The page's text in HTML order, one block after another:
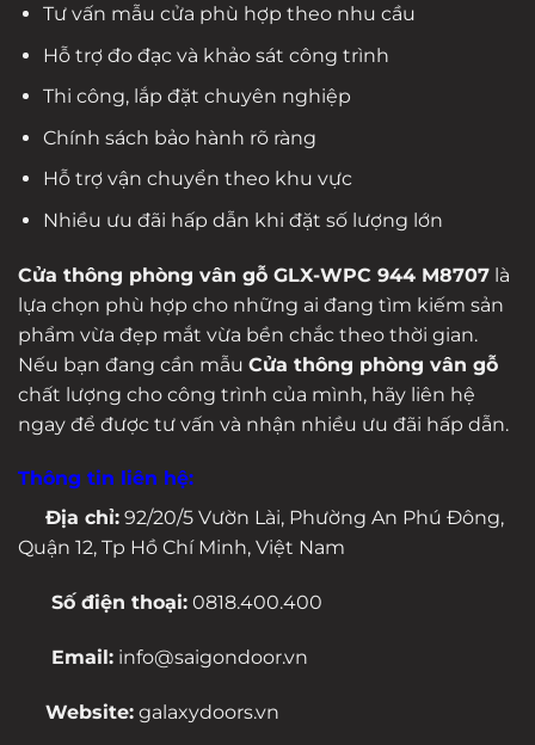
Tư vấn mẫu cửa phù hợp theo nhu cầu
Hỗ trợ đo đạc và khảo sát công trình
Thi công, lắp đặt chuyên nghiệp
Chính sách bảo hành rõ ràng
Hỗ trợ vận chuyển theo khu vực
Nhiều ưu đãi hấp dẫn khi đặt số lượng lớn
Cửa thông phòng vân gỗ GLX-WPC 944 M8707 là
lựa chọn phù hợp cho những ai đang tìm kiếm sản
phẩm vừa đẹp mắt vừa bền chắc theo thời gian.
Nếu bạn đang cần mẫu Cửa thông phòng vân gỗ
chất lượng cho công trình của mình, hãy liên hệ
ngay để được tư vấn và nhận nhiều ưu đãi hấp dẫn.
Thông tin liên hệ:
Địa chỉ: 92/20/5 Vườn Lài, Phường An Phú Đông,
Quận 12, Tp Hồ Chí Minh, Việt Nam
Số điện thoại: 0818.400.400
Email: info@saigondoor.vn
Website: galaxydoors.vn